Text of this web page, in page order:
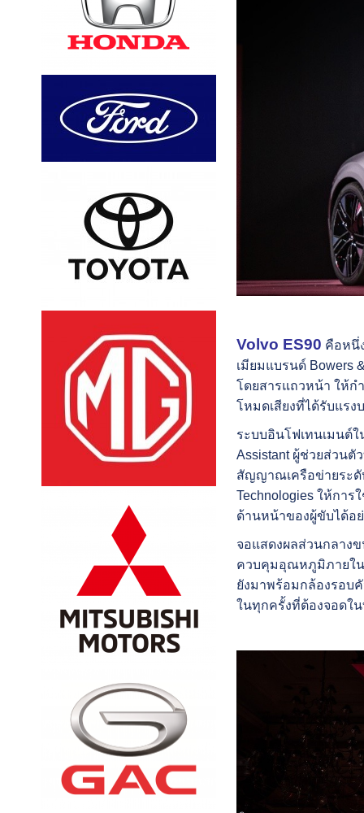
Volvo ES90 คือหนึ่
เมียมแบรนด์ Bowers
โดยสารแถวหน้า ให้ก
โหมดเสียงที่ได้รับแรง
ระบบอินโฟเทนเมนต์
Assistantผู้ช่วยส่วนตัว
สัญญาณเครือข่ายระ
Technologies ให้การ
ด้านหน้าของผู้ขับได้อ
จอแสดงผลส่วนกลาง
ควบคุมอุณหภูมิภายใน
ยังมาพร้อมกล้องรอบ
ในทุกครั้งที่ต้องจอดใ